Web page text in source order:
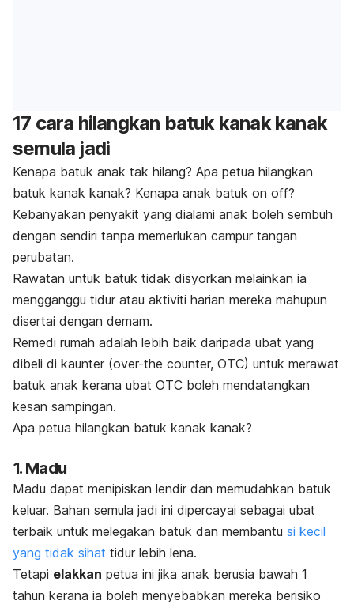
17 cara hilangkan batuk kanak kanak
semula jadi
Kenapa batuk anak tak hilang? Apa petua hilangkan
batuk kanak kanak? Kenapa anak batuk on off?
Kebanyakan penyakit yang dialami anak boleh sembuh
dengan sendiri tanpa memerlukan campur tangan
perubatan.
Rawatan untuk batuk tidak disyorkan melainkan ia
mengganggu tidur atau aktiviti harian mereka mahupun
disertai dengan demam.
Remedi rumah adalah lebih baik daripada ubat yang
dibeli di kaunter (over-the counter, OTC) untuk merawat
batuk anak kerana ubat OTC boleh mendatangkan
kesan sampingan.
Apa petua hilangkan batuk kanak kanak?
1. Madu
Madu dapat menipiskan lendir dan memudahkan batuk
keluar. Bahan semula jadi ini dipercayai sebagai ubat
terbaik untuk melegakan batuk dan membantu si kecil
yang tidak sihat tidur lebih lena.
Tetapi elakkan petua ini jika anak berusia bawah 1
tahun kerana ia boleh menyebabkan mereka berisiko